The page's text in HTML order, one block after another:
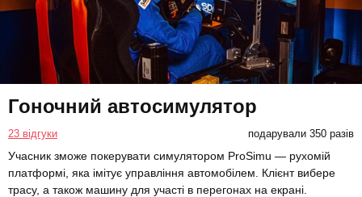
Гоночний автосимулятор
23 відгуки подарували 350 разів
Учасник зможе покерувати симулятором ProSimu — рухомій
платформі, яка імітує управління автомобілем. Клієнт вибере
трасу, а також машину для участі в перегонах на екрані.